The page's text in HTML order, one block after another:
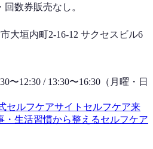
数券販売なし。
大垣内町2-16-12 サクセスビル6
〜12:30 / 13:30〜16:30（月曜・日
セルフケアサイト セルフケア来
・生活習慣から整えるセルフケア